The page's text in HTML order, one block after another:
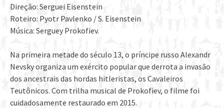
Direção: Serguei Eisenstein
Roteiro: Pyotr Pavlenko / S. Eisenstein
Música: Serguey Prokofiev.
Na primeira metade do século 13, o príncipe russo Alexandr
Nevsky organiza um exército popular que derrota a invasão
dos ancestrais das hordas hitleristas, os Cavaleiros
Teutônicos. Com trilha musical de Prokofiev, o filme foi
cuidadosamente restaurado em 2015.